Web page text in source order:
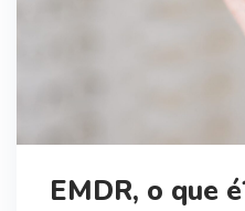
EMDR, o que